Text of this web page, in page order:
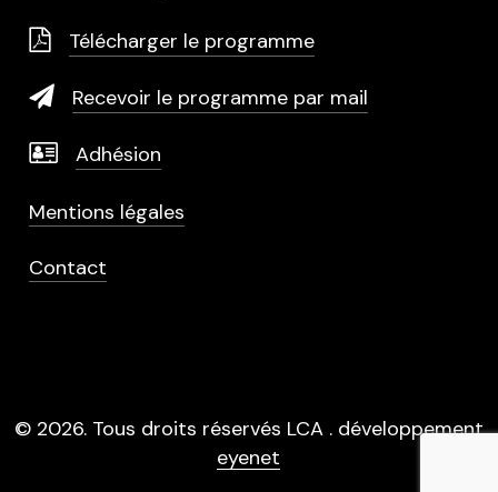
Télécharger le programme
Recevoir le programme par mail
Adhésion
Mentions légales
Contact
© 2026. Tous droits réservés LCA . développement
eyenet